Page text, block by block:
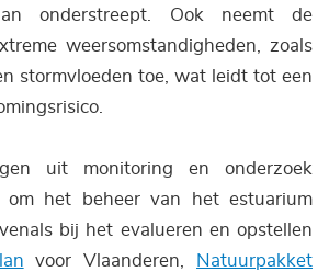
onderstreept. Ook neemt de
weersomstandigheden, zoals
stormvloeden toe, wat leidt tot een
uit monitoring en onderzoek
om het beheer van het estuarium
bij het evalueren en opstellen
voor Vlaanderen,
Natuurpakket